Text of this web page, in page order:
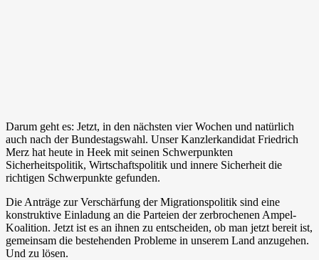
Darum geht es: Jetzt, in den nächsten vier Wochen und natürlich
auch nach der Bundestagswahl. Unser Kanzlerkandidat Friedrich
Merz hat heute in Heek mit seinen Schwerpunkten
Sicherheitspolitik, Wirtschaftspolitik und innere Sicherheit die
richtigen Schwerpunkte gefunden.
Die Anträge zur Verschärfung der Migrationspolitik sind eine
konstruktive Einladung an die Parteien der zerbrochenen Ampel-
Koalition. Jetzt ist es an ihnen zu entscheiden, ob man jetzt bereit ist,
gemeinsam die bestehenden Probleme in unserem Land anzugehen.
Und zu lösen.